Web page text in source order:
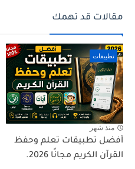
مقالات قد تهمك
تطبيقات
منذ شهر
أفضل تطبيقات تعلم وحفظ
القرآن الكريم مجانًا 2026.